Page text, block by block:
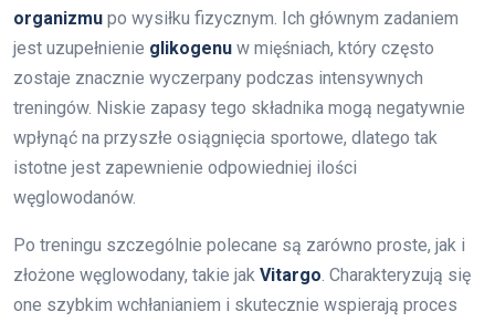
organizmu po wysiłku fizycznym. Ich głównym zadaniem
jest uzupełnienie glikogenu w mięśniach, który często
zostaje znacznie wyczerpany podczas intensywnych
treningów. Niskie zapasy tego składnika mogą negatywnie
wpłynąć na przyszłe osiągnięcia sportowe, dlatego tak
istotne jest zapewnienie odpowiedniej ilości
węglowodanów.
Po treningu szczególnie polecane są zarówno proste, jak i
złożone węglowodany, takie jak Vitargo. Charakteryzują się
one szybkim wchłanianiem i skutecznie wspierają proces